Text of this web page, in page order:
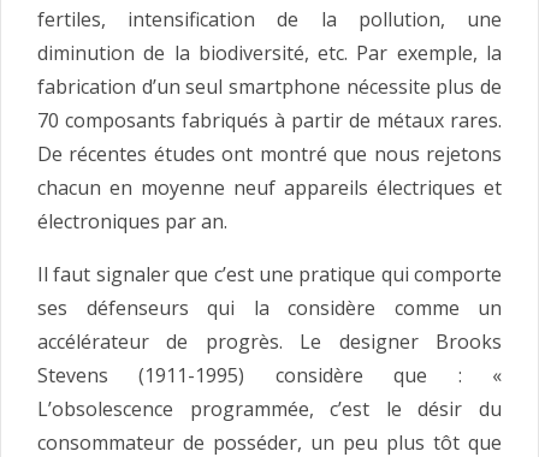
fertiles, intensification de la pollution, une
diminution de la biodiversité, etc. Par exemple, la
fabrication d’un seul smartphone nécessite plus de
70 composants fabriqués à partir de métaux rares.
De récentes études ont montré que nous rejetons
chacun en moyenne neuf appareils électriques et
électroniques par an.
Il faut signaler que c’est une pratique qui comporte
ses défenseurs qui la considère comme un
accélérateur de progrès. Le designer Brooks
Stevens (1911-1995) considère que : «
L’obsolescence programmée, c’est le désir du
consommateur de posséder, un peu plus tôt que